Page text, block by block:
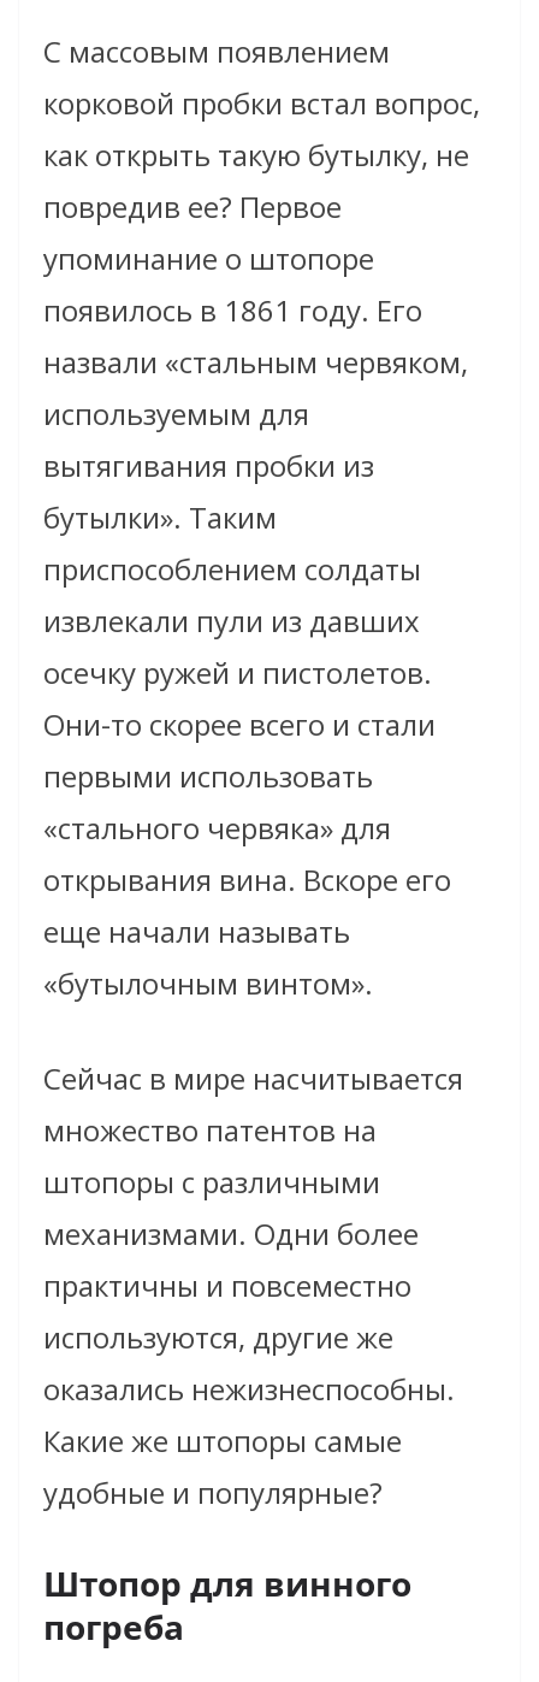
С массовым появлением
корковой пробки встал вопрос,
как открыть такую бутылку, не
повредив ее? Первое
упоминание о штопоре
появилось в 1861 году. Его
назвали «стальным червяком,
используемым для
вытягивания пробки из
бутылки». Таким
приспособлением солдаты
извлекали пули из давших
осечку ружей и пистолетов.
Они-то скорее всего и стали
первыми использовать
«стального червяка» для
открывания вина. Вскоре его
еще начали называть
«бутылочным винтом».
Сейчас в мире насчитывается
множество патентов на
штопоры с различными
механизмами. Одни более
практичны и повсеместно
используются, другие же
оказались нежизнеспособны.
Какие же штопоры самые
удобные и популярные?
Штопор для винного
погреба